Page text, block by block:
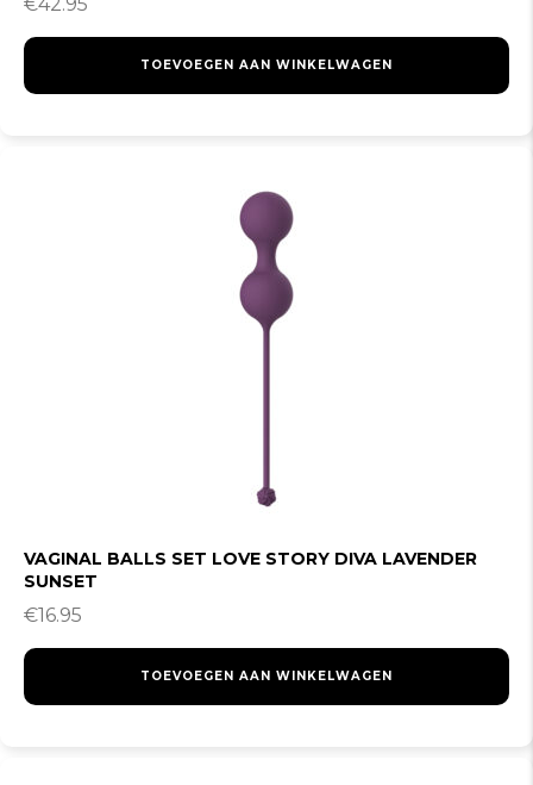
TOEVOEGEN AAN WINKELWAGEN
VAGINAL BALLS SET LOVE STORY DIVA LAVENDER
SUNSET
€16.95
TOEVOEGEN AAN WINKELWAGEN